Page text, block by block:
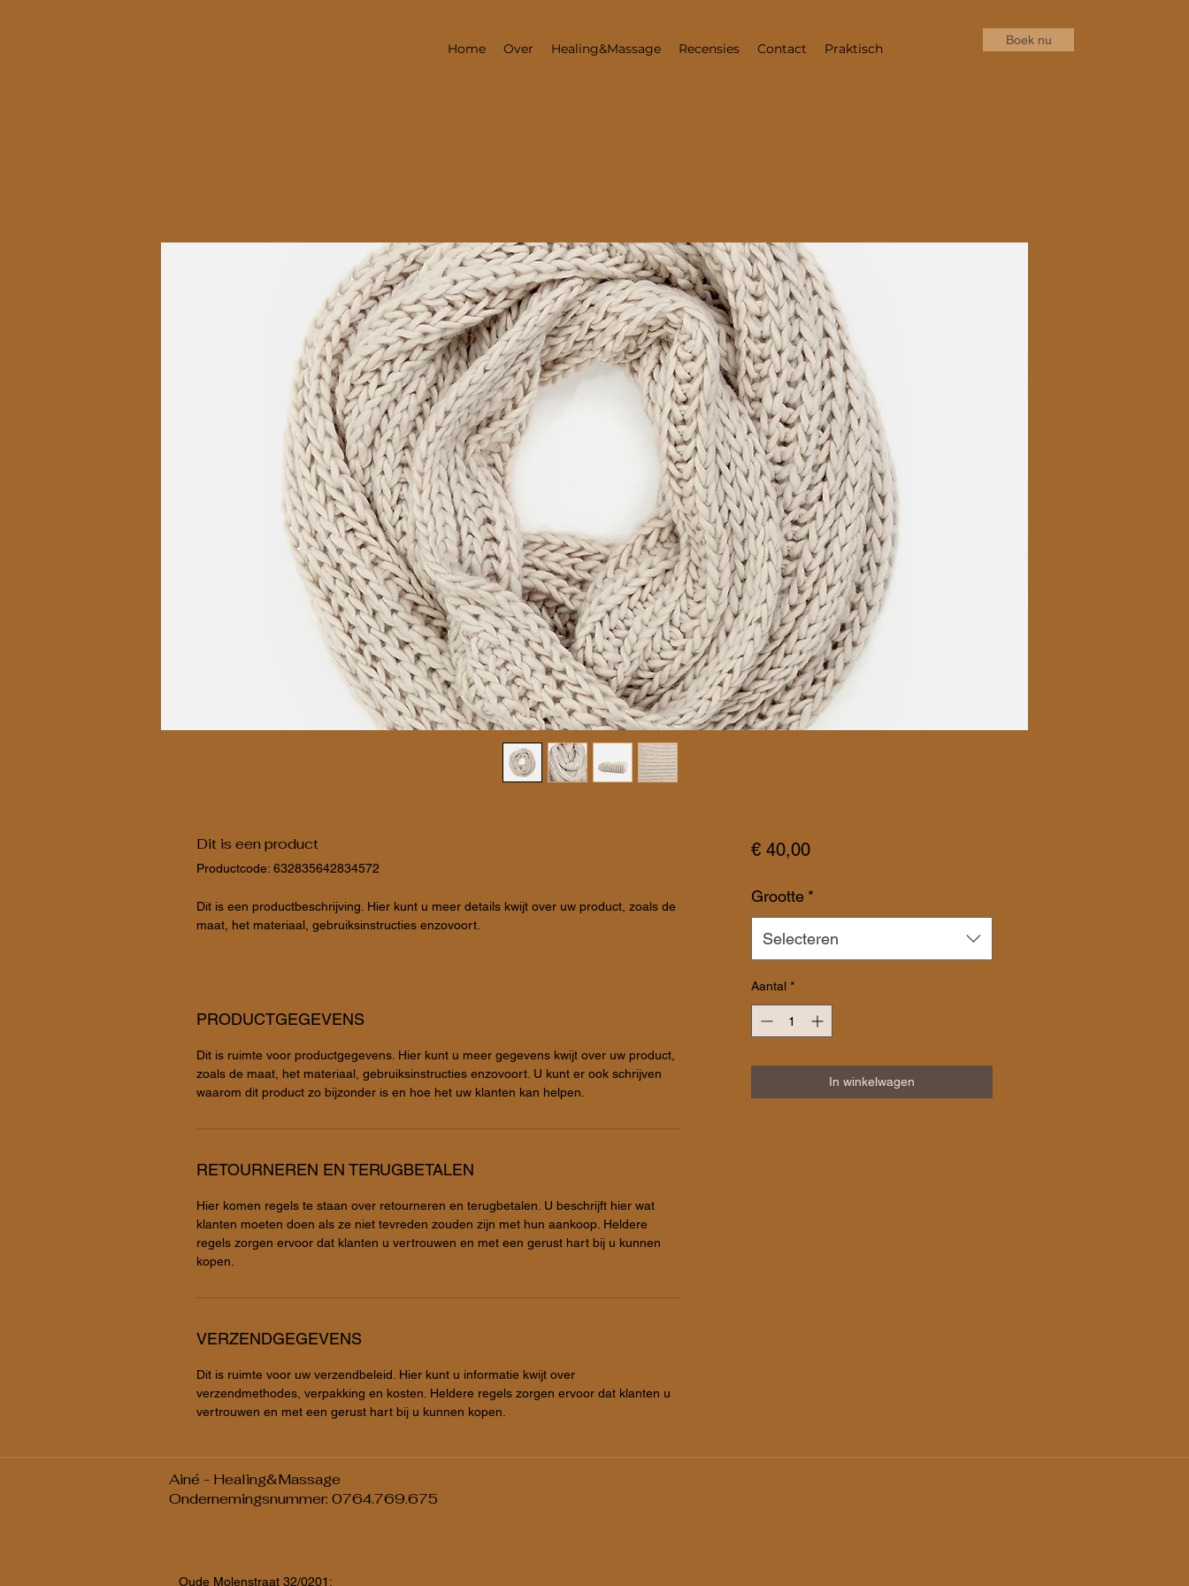
Home Over Healing&Massage Recensies Contact Praktisch
Boek nu
Dit is een product
Productcode: 632835642834572
Dit is een productbeschrijving. Hier kunt u meer details kwijt over uw product, zoals de
maat, het materiaal, gebruiksinstructies enzovoort.
PRODUCTGEGEVENS
Dit is ruimte voor productgegevens. Hier kunt u meer gegevens kwijt over uw product,
zoals de maat, het materiaal, gebruiksinstructies enzovoort. U kunt er ook schrijven
waarom dit product zo bijzonder is en hoe het uw klanten kan helpen.
RETOURNEREN EN TERUGBETALEN
Hier komen regels te staan over retourneren en terugbetalen. U beschrijft hier wat
klanten moeten doen als ze niet tevreden zouden zijn met hun aankoop. Heldere
regels zorgen ervoor dat klanten u vertrouwen en met een gerust hart bij u kunnen
kopen.
VERZENDGEGEVENS
Dit is ruimte voor uw verzendbeleid. Hier kunt u informatie kwijt over
verzendmethodes, verpakking en kosten. Heldere regels zorgen ervoor dat klanten u
vertrouwen en met een gerust hart bij u kunnen kopen.
€ 40,00Prijs
Grootte *
Selecteren
Aantal *
In winkelwagen
Ainé - Healing&Massage
Ondernemingsnummer: 0764.769.675
Oude Molenstraat 32/0201;